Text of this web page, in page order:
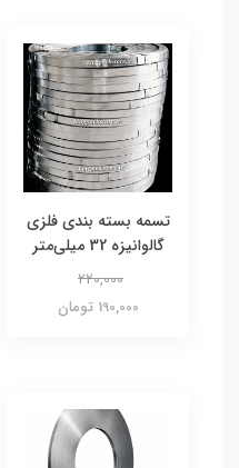
تسمه بسته بندی فلزی
گالوانیزه 32 میلی‌متر
220,000
190,000 تومان